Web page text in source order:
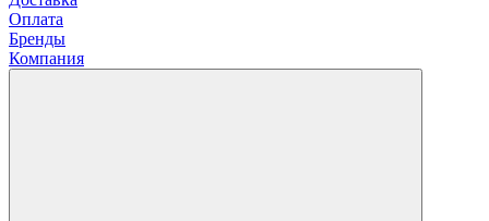
Оплата
Бренды
Компания